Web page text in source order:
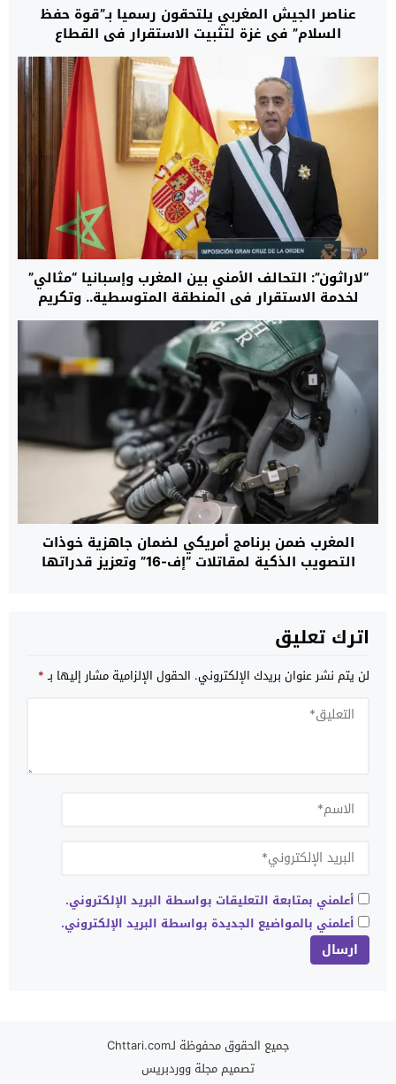
عناصر الجيش المغربي يلتحقون رسميا بـ”قوة حفظ
السلام” في غزة لتثبيت الاستقرار في القطاع
“لاراثون”: التحالف الأمني بين المغرب وإسبانيا “مثالي”
لخدمة الاستقرار في المنطقة المتوسطية.. وتكريم
حموشي تأكيد للثقة المتبادلة
المغرب ضمن برنامج أمريكي لضمان جاهزية خوذات
التصويب الذكية لمقاتلات “إف-16” وتعزيز قدراتها
اترك تعليق
لن يتم نشر عنوان بريدك الإلكتروني. الحقول الإلزامية مشار إليها بـ*
أعلمني بمتابعة التعليقات بواسطة البريد الإلكتروني.
أعلمني بالمواضيع الجديدة بواسطة البريد الإلكتروني.
جميع الحقوق محفوظة لـChttari.com
تصميممجلة ووردبريس